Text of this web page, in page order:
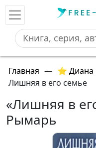
Главная — ⭐
Лишняя в его семье
«Лишняя в
Рымарь